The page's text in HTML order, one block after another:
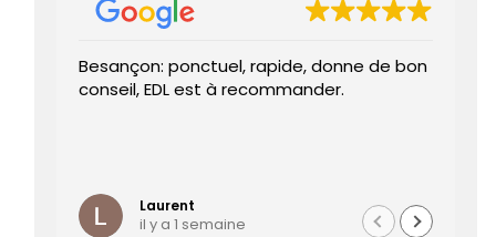
Besançon: ponctuel, rapide, donne de bon
conseil, EDL est à recommander.
Laurent
il y a 1 semaine